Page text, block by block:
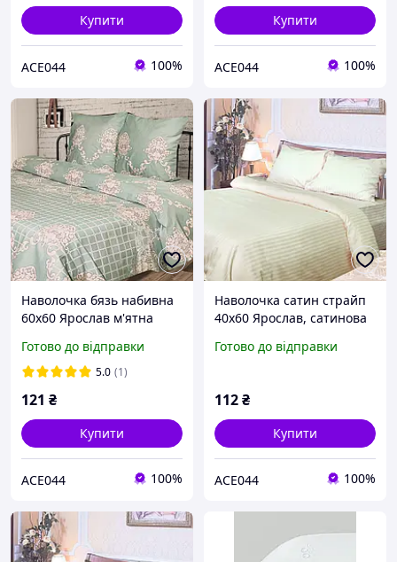
Купити
ACE044 100%
Купити
ACE044 100%
Наволочка бязь набивна
60х60 Ярослав м'ятна
Готово до відправки
5.0 (1)
121 ₴
Купити
ACE044 100%
Наволочка сатин страйп
40х60 Ярослав, сатинова
Готово до відправки
112₴
Купити
ACE044 100%